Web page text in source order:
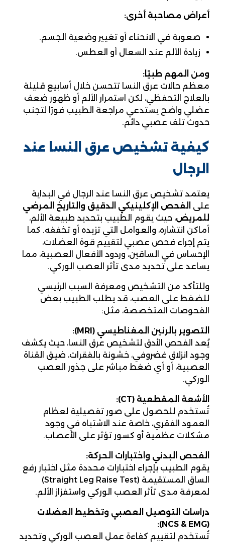
أعراض مصاحبة أخرى:
صعوبة في الانحناء أو تغيير وضعية الجسم.
زيادة الألم عند السعال أو العطس.
ومن المهم طبيًا:
معظم حالات عرق النسا تتحسن خلال أسابيع قليلة
بالعلاج التحفظي، لكن استمرار الألم أو ظهور ضعف
عضلي واضح يستدعي مراجعة الطبيب فورًا لتجنب
حدوث تلف عصبي دائم.
كيفية تشخيص عرق النسا عند
الرجال
يعتمد تشخيص عرق النسا عند الرجال في البداية
على
الفحص الإكلينيكي الدقيق والتاريخ المرضي
للمريض، حيث يقوم الطبيب بتحديد طبيعة الألم،
أماكن انتشاره، والعوامل التي تزيده أو تخففه. كما
يتم إجراء فحص عصبي لتقييم قوة العضلات،
الإحساس في الساقين، وردود الأفعال العصبية، مما
يساعد على تحديد مدى تأثر العصب الوركي.
وللتأكد من التشخيص ومعرفة السبب الرئيسي
للضغط على العصب، قد يطلب الطبيب بعض
الفحوصات المتخصصة، مثل:
التصوير بالرنين المغناطيسي (MRI):
يُعد الفحص الأدق لتشخيص عرق النسا، حيث يكشف
وجود انزلاق غضروفي، خشونة بالفقرات، ضيق القناة
العصبية، أو أي ضغط مباشر على جذور العصب
الوركي.
الأشعة المقطعية (CT):
تُستخدم للحصول على صور تفصيلية لعظام
العمود الفقري، خاصة عند الاشتباه في وجود
مشكلات عظمية أو كسور تؤثر على الأعصاب.
الفحص البدني واختبارات الحركة:
يقوم الطبيب بإجراء اختبارات محددة مثل اختبار رفع
الساق المستقيمة (Straight Leg Raise Test)
لمعرفة مدى تأثر العصب الوركي واستفزاز الألم.
دراسات التوصيل العصبي وتخطيط العضلات
(NCS & EMG):
تُستخدم لتقييم كفاءة عمل العصب الوركي وتحديد